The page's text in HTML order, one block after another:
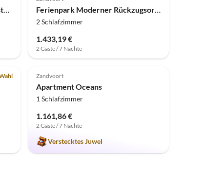
Ferienpark Schickes Küstenversteck Ferienpark Moderner Rückzugsort an den Dünen
2 Schlafzimmer
1.433,19 €
2 Gäste / 7 Nächte
Inserat 5.0 (3)
Zandvoort
Apartment Oceans
1 Schlafzimmer
1.161,86 €
2 Gäste / 7 Nächte
Verstecktes Juwel